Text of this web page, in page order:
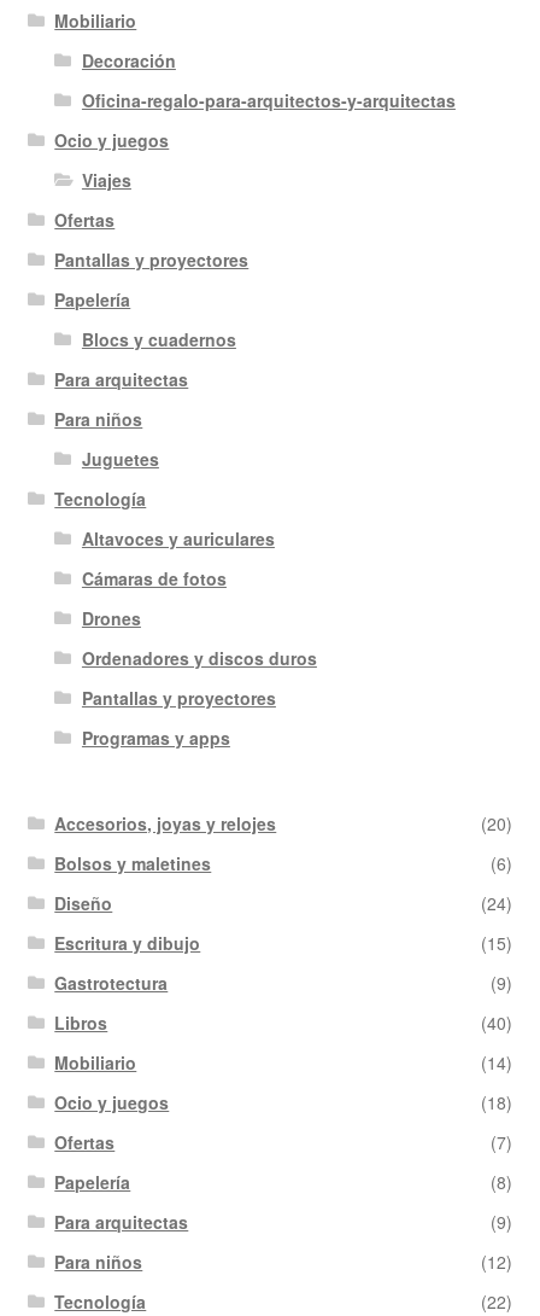
Mobiliario
Decoración
Oficina-regalo-para-arquitectos-y-arquitectas
Ocio y juegos
Viajes
Ofertas
Pantallas y proyectores
Papelería
Blocs y cuadernos
Para arquitectas
Para niños
Juguetes
Tecnología
Altavoces y auriculares
Cámaras de fotos
Drones
Ordenadores y discos duros
Pantallas y proyectores
Programas y apps
Accesorios, joyas y relojes
(20)
Bolsos y maletines
(6)
Diseño
(24)
Escritura y dibujo
(15)
Gastrotectura
(9)
Libros
(40)
Mobiliario
(14)
Ocio y juegos
(18)
Ofertas
(7)
Papelería
(8)
Para arquitectas
(9)
Para niños
(12)
Tecnología
(22)